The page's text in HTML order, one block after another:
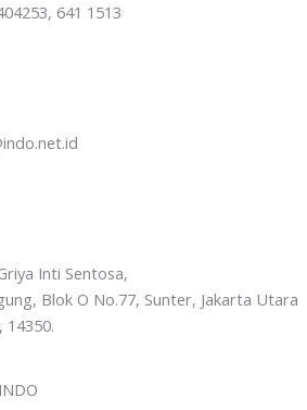
641 1513
Inti Sentosa,
Blok O No.77, Sunter, Jakarta Utara
14350.